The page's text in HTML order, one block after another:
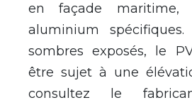
en façade maritime,
aluminium
sombres exposés, le
être sujet à une
consultez le